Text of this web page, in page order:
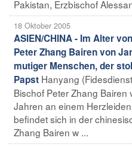
Pakistan, Erzbischof
18 Oktober 2005
ASIEN/CHINA - Im Alter
Peter Zhang Bairen von
mutiger Menschen, der
Papst Hanyang
Bischof Peter Zhang
Jahren an einem
befindet sich in der
Zhang Bairen w ...